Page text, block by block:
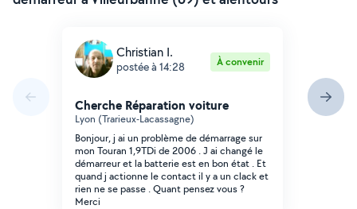
Christian I.
postée à 14:28 À convenir
Cherche Réparation voiture
Lyon (Trarieux-Lacassagne)
Bonjour, j ai un problème de démarrage sur
mon Touran 1,9TDi de 2006 . J ai changé le
démarreur et la batterie est en bon état . Et
quand j actionne le contact il y a un clack et
rien ne se passe . Quant pensez vous ?
Merci